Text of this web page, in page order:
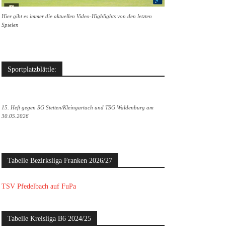
Hier gibt es immer die aktuellen Video-Highlights von den letzten
Spielen
Sportplatzblättle:
15. Heft gegen SG Stetten/Kleingartach und TSG Waldenburg am
30.05.2026
Tabelle Bezirksliga Franken 2026/27
TSV Pfedelbach auf FuPa
Tabelle Kreisliga B6 2024/25